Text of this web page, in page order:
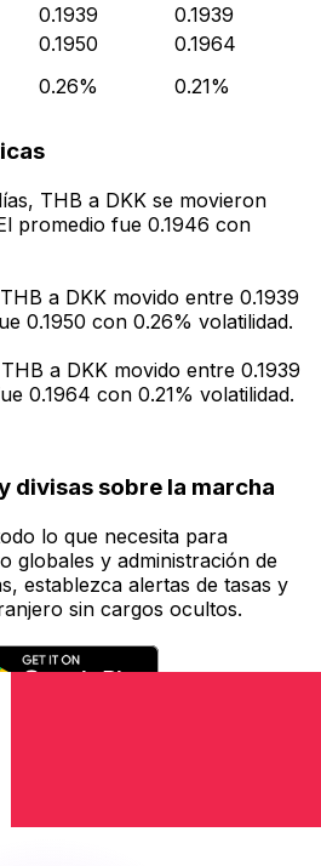
0.1939
0.1939
0.1950
0.1964
0.26% 0.21%
THB a DKK se movieron
promedio fue 0.1946 con
a DKK movido entre 0.1939
0.1950 con 0.26% volatilidad.
a DKK movido entre 0.1939
0.1964 con 0.21% volatilidad.
divisas sobre la marcha
lo que necesita para
globales y administración de
establezca alertas de tasas y
sin cargos ocultos.